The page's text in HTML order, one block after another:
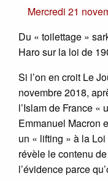
Mercredi 21
Du « toilettage »
Haro sur la loi de
Si l’on en croit Le
novembre 2018,
l’Islam de France «
Emmanuel Macron
un « lifting » à la
révèle le contenu
l’évidence parce